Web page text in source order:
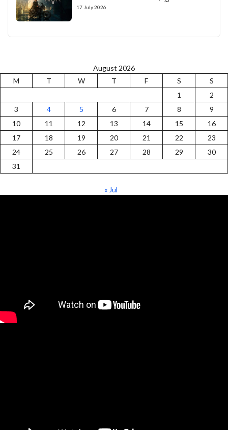
17 July 2026
August 2026
M
T W T F S
S
1
2
3
4 5 6 7 8
9
10
11 12 13 14 15
16
17
18 19 20 21 22
23
24
25 26 27 28 29
30
31
« Jul